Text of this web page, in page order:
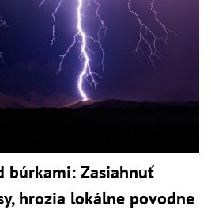
búrkami: Zasiahnuť
hrozia lokálne povodne